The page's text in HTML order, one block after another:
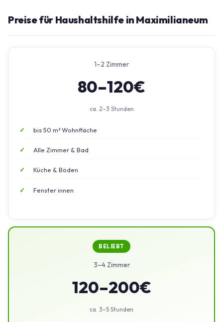
Preise für Haushaltshilfe in Maximilianeum
1–2 Zimmer
80–120€
ca. 2–3 Stunden
bis 50 m² Wohnfläche
Alle Zimmer & Bad
Küche & Böden
Fenster innen
BELIEBT
3–4 Zimmer
120–200€
ca. 3–5 Stunden